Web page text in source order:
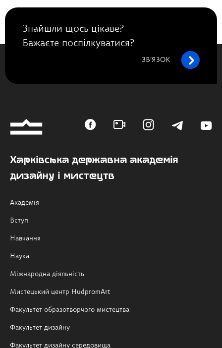
Знайшли щось цікаве?
Бажаєте поспілкуватися?
ЗВ’ЯЗОК
Харківська державна академія
дизайну і мистецтв
Академія
Вступ
Навчання
Наука
Міжнародна діяльність
Мистецький центр HudpromArt
Факультет образотворчого мистецтва
Факультет дизайну
Факультет дизайну середовища